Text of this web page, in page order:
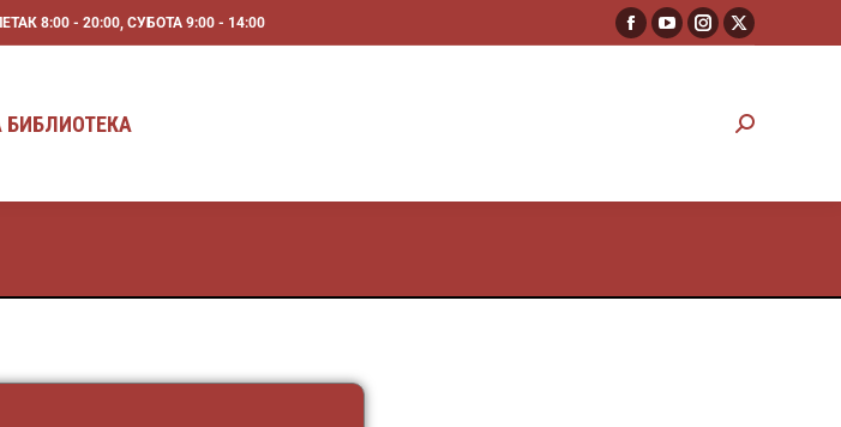
8:00 - 20:00, СУБОТА 9:00 - 14:00
БИБЛИОТЕКА